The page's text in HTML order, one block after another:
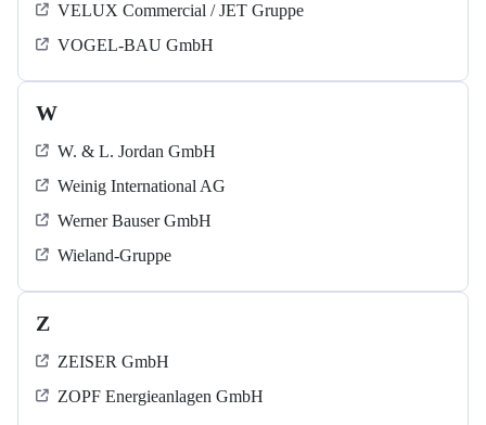
VELUX Commercial / JET Gruppe
VOGEL-BAU GmbH
W
W. & L. Jordan GmbH
Weinig International AG
Werner Bauser GmbH
Wieland-Gruppe
Z
ZEISER GmbH
ZOPF Energieanlagen GmbH